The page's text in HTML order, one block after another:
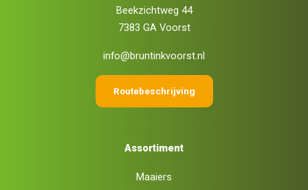
Beekzichtweg 44
7383 GA Voorst
info@bruntinkvoorst.nl
Routebeschrijving
Assortiment
Maaiers